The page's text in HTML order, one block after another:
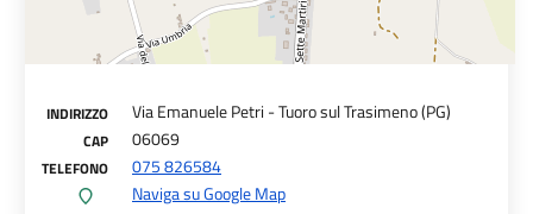
INDIRIZZO Via Emanuele Petri - Tuoro sul Trasimeno (PG)
CAP 06069
TELEFONO
075 826584
Naviga su Google Map